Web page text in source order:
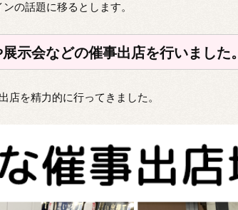
の話題に移るとします。
示会などの催事出店を行いました。
店を精力的に行ってきました。